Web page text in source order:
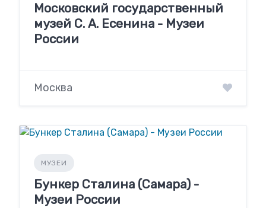
Московский государственный
музей С. А. Есенина - Музеи
России
Москва
МУЗЕИ
Бункер Сталина (Самара) -
Музеи России